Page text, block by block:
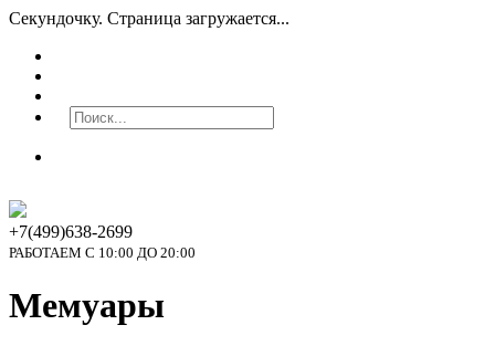
Секундочку. Страница загружается...
+7(499)638-2699
РАБОТАЕМ С 10:00 ДО 20:00
Мемуары